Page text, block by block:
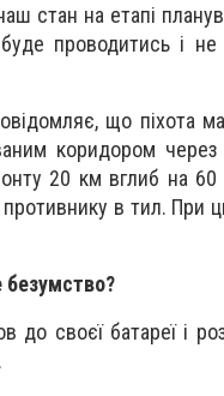
стан на етапі
проводитись і не
що піхота
коридором
20 км вглиб на
в тил. При
безумство?
своєї батареї і